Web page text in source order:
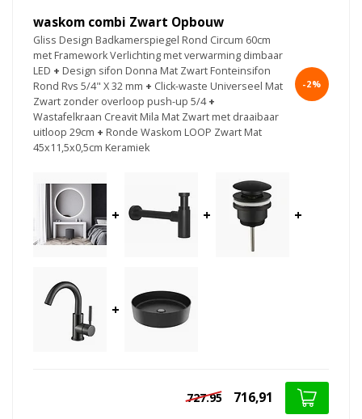
waskom combi Zwart Opbouw
Gliss Design Badkamerspiegel Rond Circum 60cm
met Framework Verlichting met verwarming dimbaar
LED + Design sifon Donna Mat Zwart Fonteinsifon
Rond Rvs 5/4" X 32 mm + Click-waste Universeel Mat
Zwart zonder overloop push-up 5/4 +
Wastafelkraan Creavit Mila Mat Zwart met draaibaar
uitloop 29cm + Ronde Waskom LOOP Zwart Mat
45x11,5x0,5cm Keramiek
-2%
+ + +
+
727.95 716,91